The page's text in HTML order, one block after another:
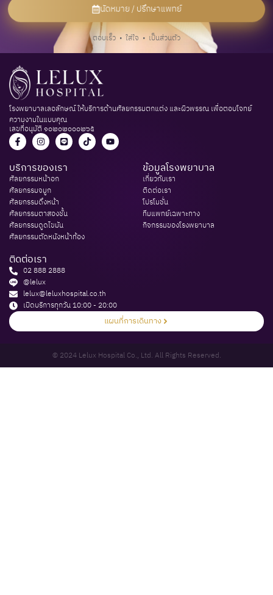
นัดหมาย / ปรึกษาแพทย์
ตอบเร็ว • ใส่ใจ • เป็นส่วนตัว
โรงพยาบาลเลอลักษณ์ ให้บริการด้านศัลยกรรมตกแต่ง และผิวพรรณ เพื่อตอบโจทย์
ความงามในแบบคุณ
เลขที่อนุมัติ ๑๐๒๐๒๐๐๐๒๖๕
บริการของเรา
ศัลยกรรมหน้าอก​
ศัลยกรรมจมูก
ศัลยกรรมดึงหน้า​
ศัลยกรรมตาสองชั้น​
ศัลยกรรมดูดไขมัน​
ศัลยกรรมตัดหนังหน้าท้อง​
ข้อมูลโรงพยาบาล
เกี่ยวกับเรา​
ติดต่อเรา​
โปรโมชั่น​
ทีมแพทย์เฉพาะทาง
กิจกรรมของโรงพยาบาล​
ติดต่อเรา
02 888 2888
@lelux
lelux@leluxhospital.co.th
เปิดบริการทุกวัน 10:00 - 20:00​
แผนที่การเดินทาง
© 2024 Lelux Hospital Co., Ltd. All Rights Reserved.